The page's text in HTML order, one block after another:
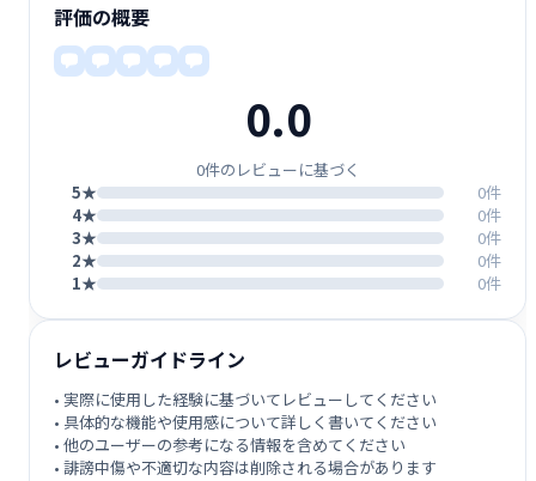
評価の概要
0.0
0件のレビューに基づく
5★
0件
4★
0件
3★
0件
2★
0件
1★
0件
レビューガイドライン
• 実際に使用した経験に基づいてレビューしてください
• 具体的な機能や使用感について詳しく書いてください
• 他のユーザーの参考になる情報を含めてください
• 誹謗中傷や不適切な内容は削除される場合があります